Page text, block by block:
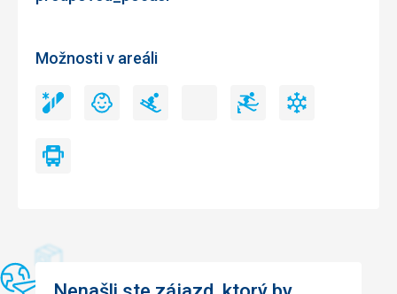
Táto recenzia bola preložená automaticky pomocou
Možnosti v areáli
SnowparkDetský
Sánkarské
Freeride Umelé
Skibus